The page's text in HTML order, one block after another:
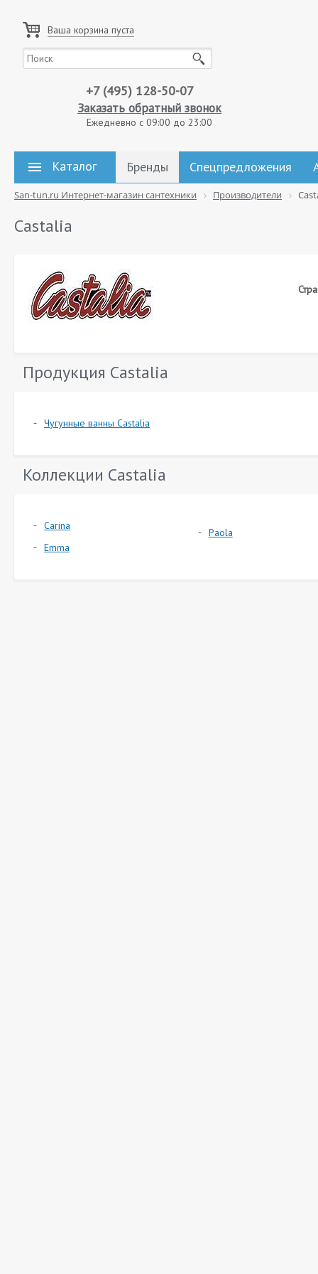
Ваша корзина пуста
+7 (495) 128-50-07
Заказать обратный звонок
Ежедневно с 09:00 до 23:00
Каталог Бренды Спецпредложения
San-tun.ru Интернет-магазин сантехники Производители
Castalia
Продукция Castalia
Чугунные ванны Castalia
Коллекции Castalia
Carina
Emma
Paola